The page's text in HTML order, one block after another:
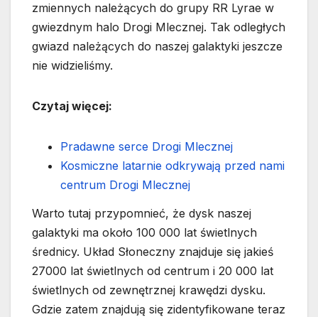
zmiennych należących do grupy RR Lyrae w
gwiezdnym halo Drogi Mlecznej. Tak odległych
gwiazd należących do naszej galaktyki jeszcze
nie widzieliśmy.
Czytaj więcej:
Pradawne serce Drogi Mlecznej
Kosmiczne latarnie odkrywają przed nami
centrum Drogi Mlecznej
Warto tutaj przypomnieć, że dysk naszej
galaktyki ma około 100 000 lat świetlnych
średnicy. Układ Słoneczny znajduje się jakieś
27000 lat świetlnych od centrum i 20 000 lat
świetlnych od zewnętrznej krawędzi dysku.
Gdzie zatem znajdują się zidentyfikowane teraz